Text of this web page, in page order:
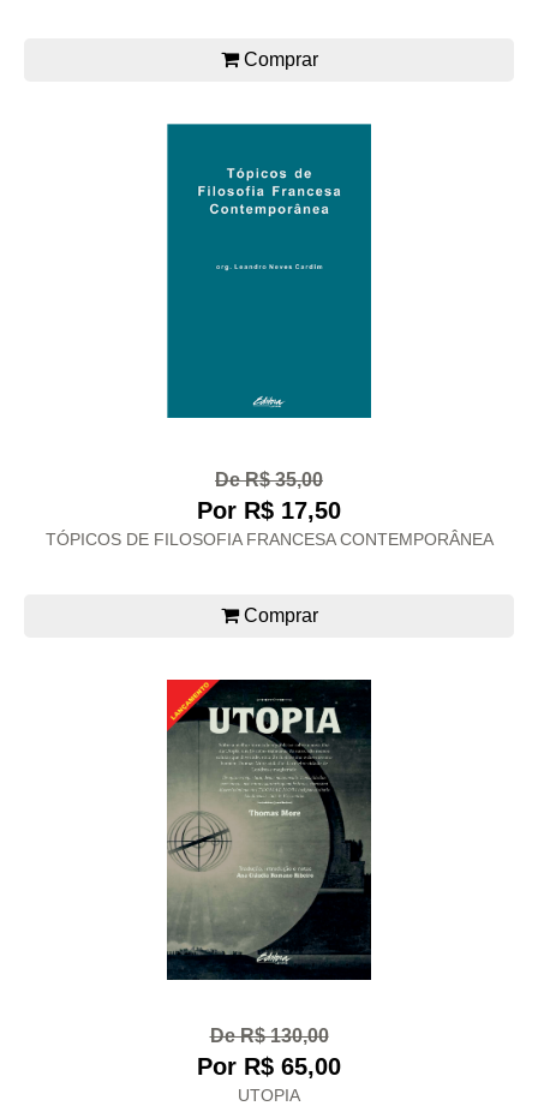
Comprar
De R$ 35,00
Por R$ 17,50
TÓPICOS DE FILOSOFIA FRANCESA CONTEMPORÂNEA
Comprar
De R$ 130,00
Por R$ 65,00
UTOPIA